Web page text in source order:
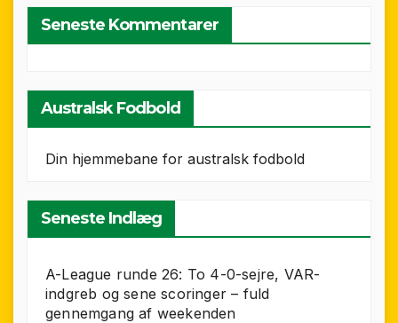
Seneste Kommentarer
Australsk Fodbold
Din hjemmebane for australsk fodbold
Seneste Indlæg
A-League runde 26: To 4-0-sejre, VAR-
indgreb og sene scoringer – fuld
gennemgang af weekenden